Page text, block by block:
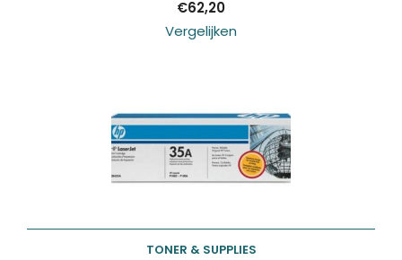
€62,20
Vergelijken
TONER & SUPPLIES